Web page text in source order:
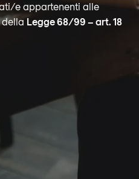
e appartenenti alle
Legge 68/99 – art. 18